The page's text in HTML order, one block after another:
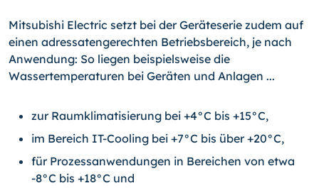
Mitsubishi Electric setzt bei der Geräteserie zudem auf
einen adressatengerechten Betriebsbereich, je nach
Anwendung: So liegen beispielsweise die
Wassertemperaturen bei Geräten und Anlagen ...
zur Raumklimatisierung bei +4°C bis +15°C,
im Bereich IT-Cooling bei +7°C bis über +20°C,
für Prozessanwendungen in Bereichen von etwa
-8°C bis +18°C und